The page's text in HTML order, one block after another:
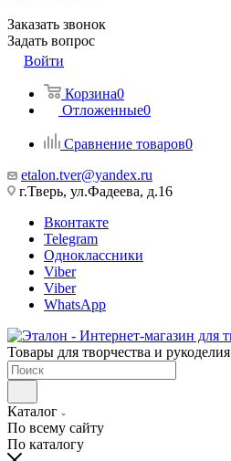
Заказать звонок
Задать вопрос
Войти
Корзина0
Отложенные0
Сравнение товаров0
etalon.tver@yandex.ru
г.Тверь, ул.Фадеева, д.16
Вконтакте
Telegram
Одноклассники
Viber
Viber
WhatsApp
Товары для творчества и рукоделия
Каталог
По всему сайту
По каталогу